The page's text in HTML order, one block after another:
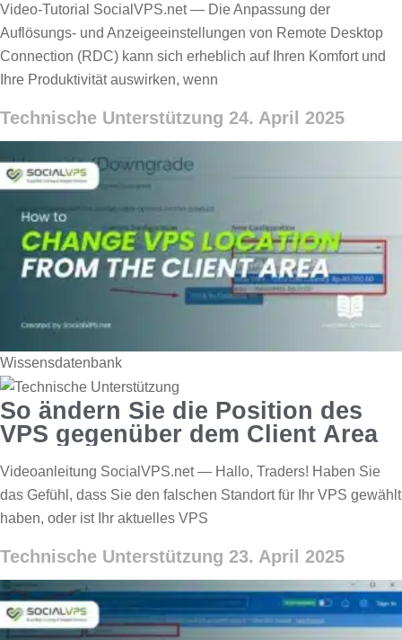
Video-Tutorial SocialVPS.net — Die Anpassung der
Auflösungs- und Anzeigeeinstellungen von Remote Desktop
Connection (RDC) kann sich erheblich auf Ihren Komfort und
Ihre Produktivität auswirken, wenn
Technische Unterstützung 24. April 2025
Wissensdatenbank
So ändern Sie die Position des
VPS gegenüber dem Client Area
Videoanleitung SocialVPS.net — Hallo, Traders! Haben Sie
das Gefühl, dass Sie den falschen Standort für Ihr VPS gewählt
haben, oder ist Ihr aktuelles VPS
Technische Unterstützung 23. April 2025